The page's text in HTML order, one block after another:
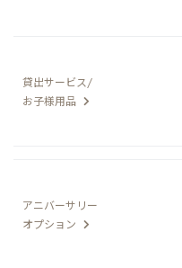
貸出サービス/
お子様用品
アニバーサリー
オプション